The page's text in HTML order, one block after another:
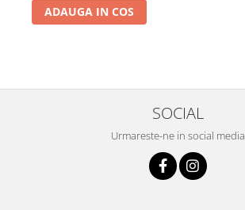
ADAUGA IN COS
SOCIAL
Urmareste-ne in social media